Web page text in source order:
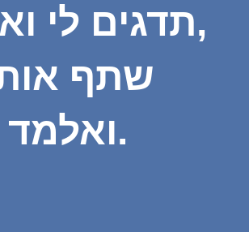
תדגים לי ואזכור,
שתף
ואלמד.